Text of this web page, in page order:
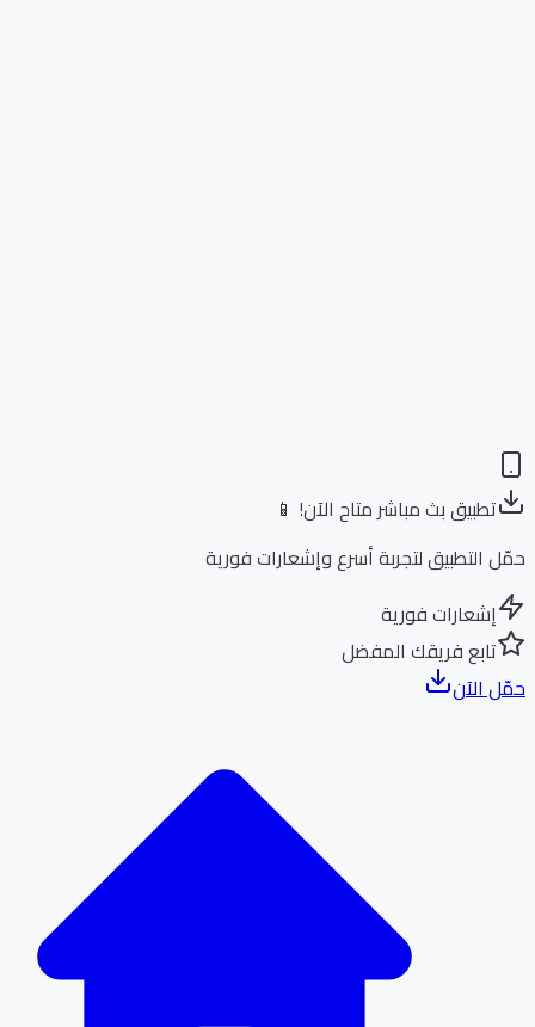
تطبيق بث مباشر متاح الآن! 📱
التطبيق لتجربة أسرع وإشعارات فورية
إشعارات فورية
تابع فريقك المفضل
الآن